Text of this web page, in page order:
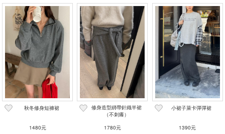
秋冬修身短褲裙
1480元
修身造型綁帶針織半裙
（不刺癢）
1780元
小裙子萊卡彈彈裙
1390元